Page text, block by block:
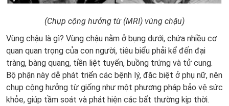
(Chụp cộng hưởng từ (MRI) vùng chậu)
Vùng chậu là gì? Vùng chậu nằm ở bụng dưới, chứa nhiều cơ
quan quan trọng của con người, tiêu biểu phải kể đến đại
tràng, bàng quang, tiền liệt tuyến, buồng trứng và tử cung.
Bộ phận này dễ phát triển các bệnh lý, đặc biệt ở phụ nữ, nên
chụp cộng hưởng từ giống như một phương pháp bảo vệ sức
khỏe, giúp tầm soát và phát hiện các bất thường kịp thời.